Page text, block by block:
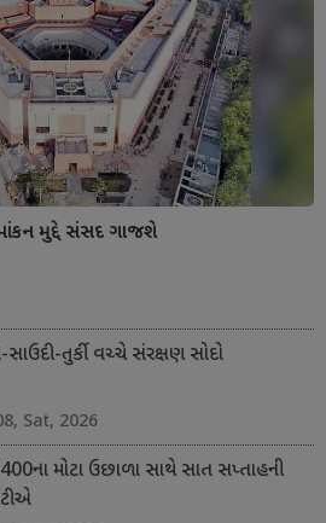
મુદ્દે સંસદ ગાજશે
સાઉદી-તુર્કી વચ્ચે સંરક્ષણ સોદો
Sat, 2026
મોટા ઉછાળા સાથે સાત સપ્તાહની